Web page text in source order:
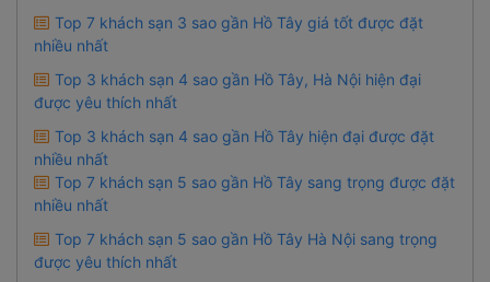
Top 7 khách sạn 3 sao gần Hồ Tây giá tốt được đặt
nhiều nhất
Top 3 khách sạn 4 sao gần Hồ Tây, Hà Nội hiện đại
được yêu thích nhất
Top 3 khách sạn 4 sao gần Hồ Tây hiện đại được đặt
nhiều nhất
Top 7 khách sạn 5 sao gần Hồ Tây sang trọng được đặt
nhiều nhất
Top 7 khách sạn 5 sao gần Hồ Tây Hà Nội sang trọng
được yêu thích nhất